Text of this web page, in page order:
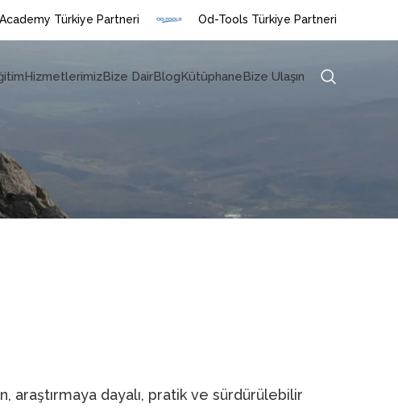
Türkiye Partneri Od-Tools Türkiye Partneri
HizmetlerimizBize DairBlogKütüphaneBize Ulaşın
araştırmaya dayalı, pratik ve sürdürülebilir